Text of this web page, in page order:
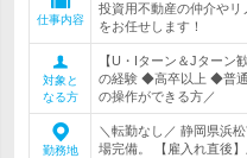
仕事内容
投資用不動産の仲介や
をお任せします！
対象と
なる方
【U・Iターン＆Jター
の経験 ◆高卒以上 ◆普
の操作ができる方／
勤務地
＼転勤なし／ 静岡県浜
場完備。 【雇入れ直後